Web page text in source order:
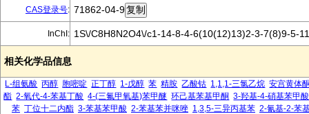
CAS登录号: 71862-04-9
InChI: 1S\/C8H8N2O4\/c1-14-8-4-6(10(12)13)2-3-7(8)9-5-
相关化学品信息
L-组氨酸 丙醇 胞嘧啶 正丁醇 1-戊醇 苯 精胺 乙酸钴 1,1,1-三氯乙烷 安宫黄体
酯 2-氧代-4-苯基丁酸 4-(三氟甲氧基)苯甲醚 环己基苯基甲酮 3-羟基-4-硝基苯甲
苯 丁位十二内酯 3-苯基苯甲酸 2-苯基苯并咪唑 1,3,5-三异丙基苯 2-氰基-2-苯